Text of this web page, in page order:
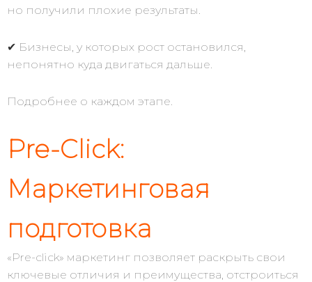
но получили плохие результаты.
✔ Бизнесы, у которых рост остановился,
непонятно куда двигаться дальше.
Подробнее о каждом этапе.
Pre-Click:
Маркетинговая
подготовка
«Pre-click» маркетинг позволяет раскрыть свои
ключевые отличия и преимущества, отстроиться